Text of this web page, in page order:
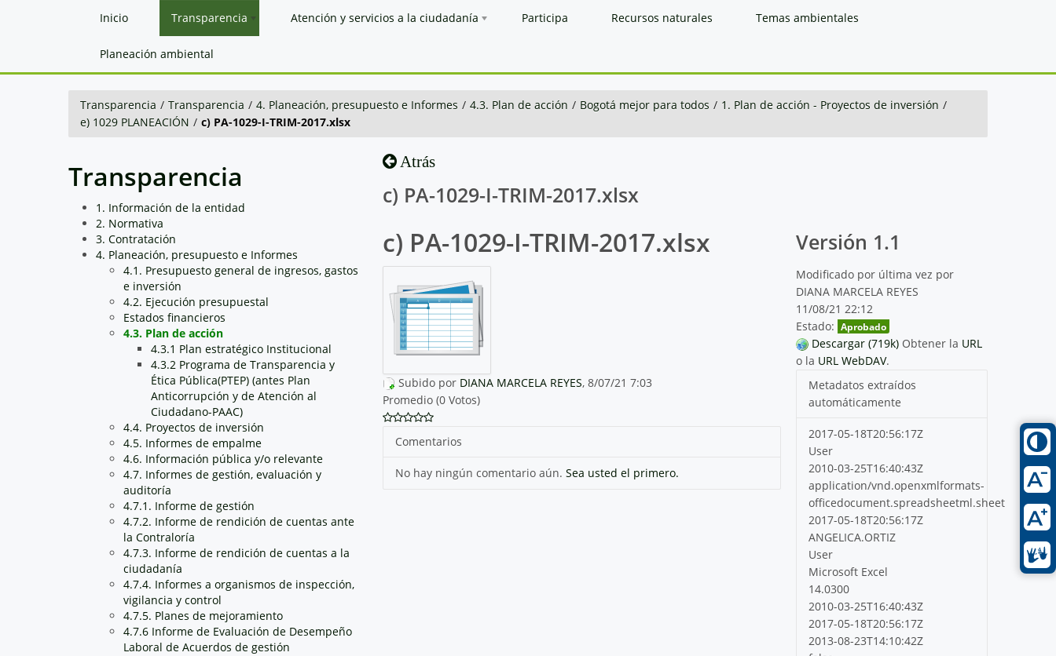
Inicio Transparencia Atención y servicios a la ciudadanía Participa Recursos naturales Temas ambientales
Planeación ambiental
Transparencia / Transparencia / 4. Planeación, presupuesto e Informes / 4.3. Plan de acción / Bogotá mejor para todos / 1. Plan de acción - Proyectos de inversión /
e) 1029 PLANEACIÓN / c) PA-1029-I-TRIM-2017.xlsx
Transparencia
1. Información de la entidad
2. Normativa
3. Contratación
4. Planeación, presupuesto e Informes
4.1. Presupuesto general de ingresos, gastos
e inversión
4.2. Ejecución presupuestal
Estados financieros
4.3. Plan de acción
4.3.1 Plan estratégico Institucional
4.3.2 Programa de Transparencia y
Ética Pública(PTEP) (antes Plan
Anticorrupción y de Atención al
Ciudadano-PAAC)
4.4. Proyectos de inversión
4.5. Informes de empalme
4.6. Información pública y/o relevante
4.7. Informes de gestión, evaluación y
auditoría
4.7.1. Informe de gestión
4.7.2. Informe de rendición de cuentas ante
la Contraloría
4.7.3. Informe de rendición de cuentas a la
ciudadanía
4.7.4. Informes a organismos de inspección,
vigilancia y control
4.7.5. Planes de mejoramiento
4.7.6 Informe de Evaluación de Desempeño
Laboral de Acuerdos de gestión
Atrás
c) PA-1029-I-TRIM-2017.xlsx
c) PA-1029-I-TRIM-2017.xlsx
Subido por DIANA MARCELA REYES, 8/07/21 7:03
Promedio (0 Votos)
Comentarios
No hay ningún comentario aún. Sea usted el primero.
Versión 1.1
Modificado por última vez por
DIANA MARCELA REYES
11/08/21 22:12
Estado: Aprobado
Descargar (719k) Obtener la URL
o la URL WebDAV.
Metadatos extraídos
automáticamente
2017-05-18T20:56:17Z
User
2010-03-25T16:40:43Z
application/vnd.openxmlformats-
officedocument.spreadsheetml.sheet
2017-05-18T20:56:17Z
ANGELICA.ORTIZ
User
Microsoft Excel
14.0300
2010-03-25T16:40:43Z
2017-05-18T20:56:17Z
2013-08-23T14:10:42Z